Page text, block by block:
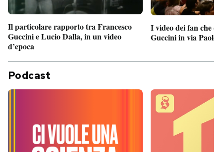
Il particolare rapporto tra Francesco
Guccini e Lucio Dalla, in un video
d’epoca
I video dei fan che
Guccini in via Paolo
Podcast